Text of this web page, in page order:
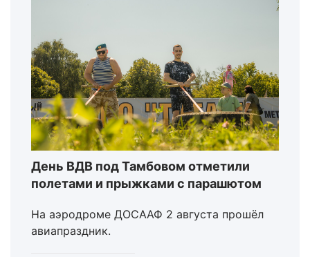
День ВДВ под Тамбовом отметили
полетами и прыжками с парашютом
На аэродроме ДОСААФ 2 августа прошёл
авиапраздник.